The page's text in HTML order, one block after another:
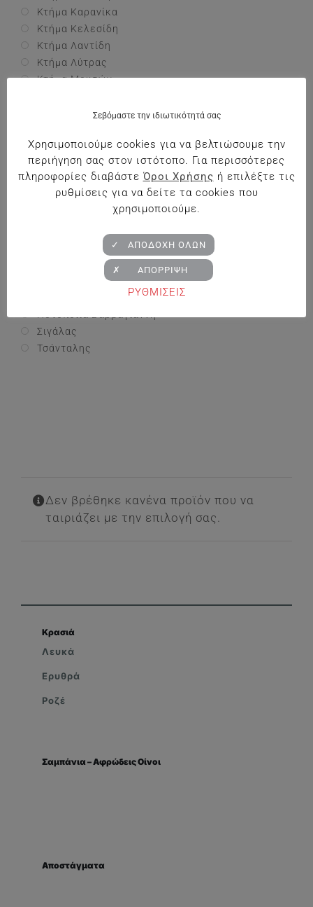
Δεν βρέθηκε κανένα προϊόν που να
ταιριάζει με την επιλογή σας.
Κτήμα Καρανίκα
Κτήμα Κελεσίδη
Κτήμα Λαντίδη
Κτήμα Λύτρας
Κτήμα Μουσών
Κτήμα Παπαϊωάννου
Κτήμα Παυλίδη
Κτήμα Ταζογλίδου
Κτήμα Τρουπή
Κτήμα Τσάνταλη
Παπαϊωάννου
Σιγάλας
Τσάνταλης
Κρασιά
Λευκά
Ερυθρά
Ροζέ
Σαμπάνια – Αφρώδεις Οίνοι
Αποστάγματα
Σεβόμαστε την ιδιωτικότητά σας
Χρησιμοποιούμε cookies για να βελτιώσουμε την
περιήγηση σας στον ιστότοπο. Για περισσότερες
πληροφορίες διαβάστε Όροι Χρήσης ή επιλέξτε τις
ρυθμίσεις για να δείτε τα cookies που
χρησιμοποιούμε.
ΡΥΘΜΙΣΕΙΣ
✓ ΑΠΟΔΟΧΗ ΟΛΩΝ
✗ ΑΠΟΡΡΙΨΗ